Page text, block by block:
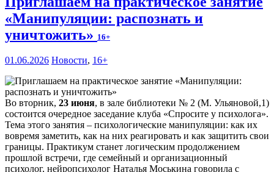
«Манипуляции: распознать и
уничтожить» 16+
01.06.2026 Новости, 16+
Во вторник, 23 июня, в зале библиотеки № 2 (М. Ульяновой,1)
состоится очередное заседание клуба «Спросите у психолога».
Тема этого занятия – психологические манипуляции: как их
вовремя заметить, как на них реагировать и как защитить свои
границы. Практикум станет логическим продолжением
прошлой встречи, где семейный и организационный
психолог, нейропсихолог Наталья Моськина говорила с